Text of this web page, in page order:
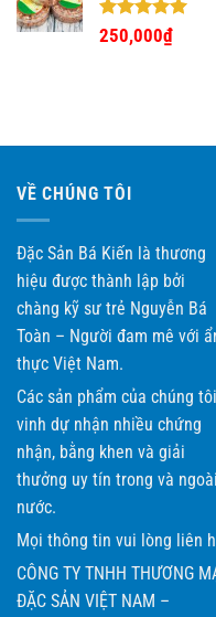
Được xếp
hạng
5.00
250,000₫
VỀ CHÚNG TÔI
Đặc Sản Bá Kiến là thương
hiệu được thành lập bởi
chàng kỹ sư trẻ Nguyễn Bá
Toàn – Người đam mê với
thực Việt Nam.
Các sản phẩm của chúng tôi
vinh dự nhận nhiều chứng
nhận, bằng khen và giải
thưởng uy tín trong và ngoài
nước.
Mọi thông tin vui lòng liên
CÔNG TY TNHH THƯƠNG
ĐẶC SẢN VIỆT NAM –